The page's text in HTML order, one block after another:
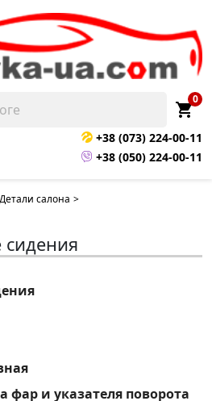
shopping_cart
0
+38 (073) 224-00-11
+38 (050) 224-00-11
Детали салона >
фар и указателя поворота